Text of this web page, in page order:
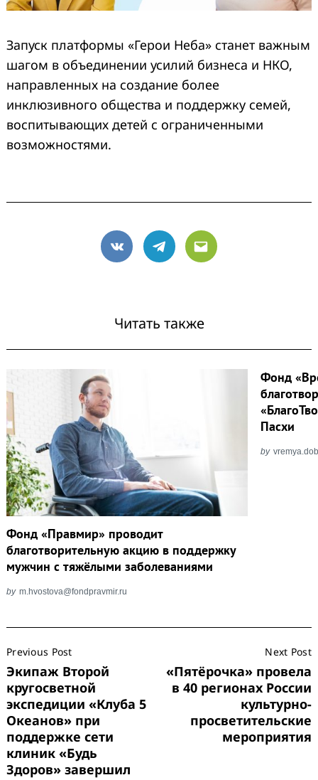
Запуск платформы «Герои Неба» станет важным
шагом в объединении усилий бизнеса и НКО,
направленных на создание более
инклюзивного общества и поддержку семей,
воспитывающих детей с ограниченными
возможностями.
VK Telegram
Email
Читать также
Фонд «Правмир» проводит
благотворительную акцию в поддержку
мужчин с тяжёлыми заболеваниями
by m.hvostova@fondpravmir.ru
Фонд
Пасхи
by
Navigation
Previous Post
Экипаж Второй
кругосветной
экспедиции «Клуба 5
Океанов» при
поддержке сети
клиник «Будь
Здоров» завершил
Next Post
«Пятёрочка» провела
в 40 регионах России
культурно-
просветительские
мероприятия